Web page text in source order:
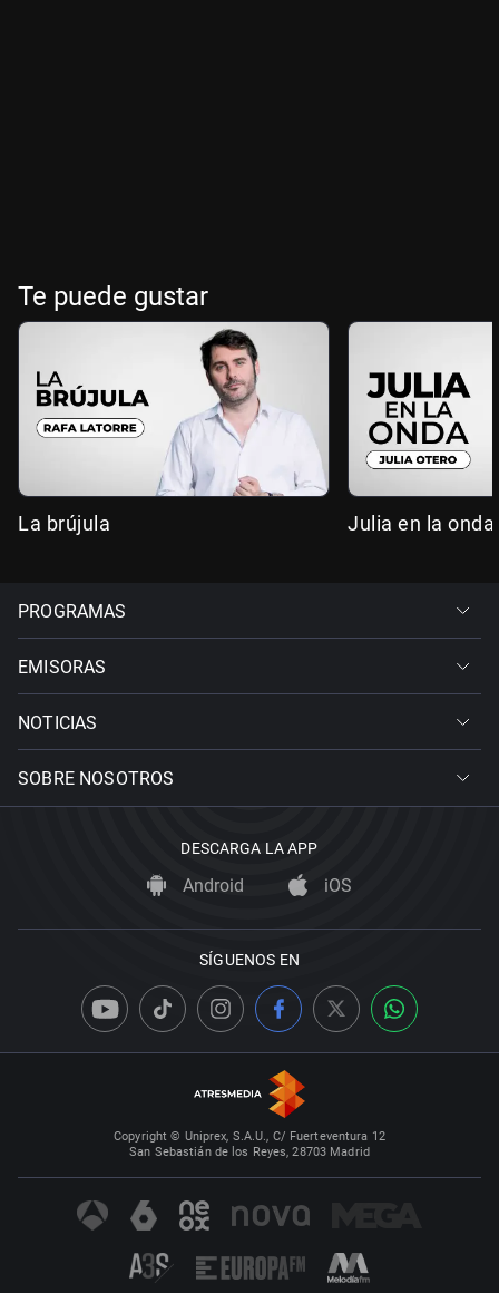
Te puede gustar
La brújula Julia en la onda
PROGRAMAS
EMISORAS
NOTICIAS
SOBRE NOSOTROS
DESCARGA LA APP
Android iOS
SÍGUENOS EN
Copyright © Uniprex, S.A.U., C/ Fuerteventura 12
San Sebastián de los Reyes, 28703 Madrid